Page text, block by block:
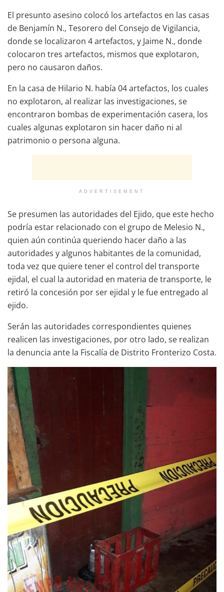
El presunto asesino colocó los artefactos en las casas
de Benjamín N., Tesorero del Consejo de Vigilancia,
donde se localizaron 4 artefactos, y Jaime N., donde
colocaron tres artefactos, mismos que explotaron,
pero no causaron daños.
En la casa de Hilario N. había 04 artefactos, los cuales
no explotaron, al realizar las investigaciones, se
encontraron bombas de experimentación casera, los
cuales algunas explotaron sin hacer daño ni al
patrimonio o persona alguna.
ADVERTISEMENT
Se presumen las autoridades del Ejido, que este hecho
podría estar relacionado con el grupo de Melesio N.,
quien aún continúa queriendo hacer daño a las
autoridades y algunos habitantes de la comunidad,
toda vez que quiere tener el control del transporte
ejidal, el cual la autoridad en materia de transporte, le
retiró la concesión por ser ejidal y le fue entregado al
ejido.
Serán las autoridades correspondientes quienes
realicen las investigaciones, por otro lado, se realizan
la denuncia ante la Fiscalía de Distrito Fronterizo Costa.